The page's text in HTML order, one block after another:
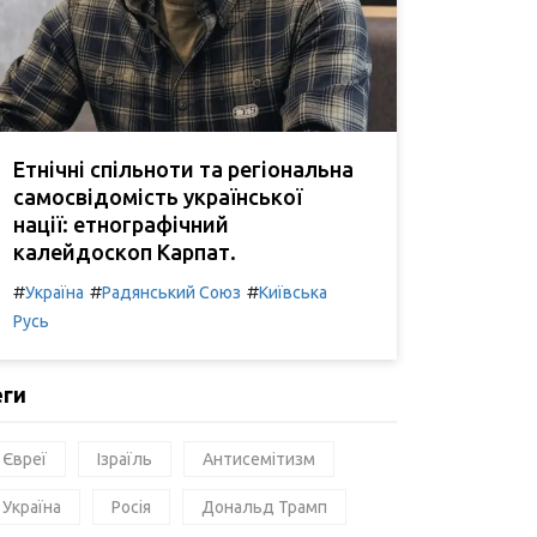
Етнічні спільноти та регіональна
самосвідомість української
нації: етнографічний
калейдоскоп Карпат.
#Україна #Радянський Союз #Київська
Русь
Євреї Ізраїль Антисемітизм
Україна Росія Дональд Трамп